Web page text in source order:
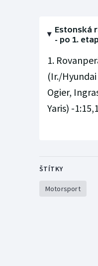
Estonská
- po 1.
1.
(Ir./
Ogier,
Yaris) -
ŠTÍTKY
Motorsport